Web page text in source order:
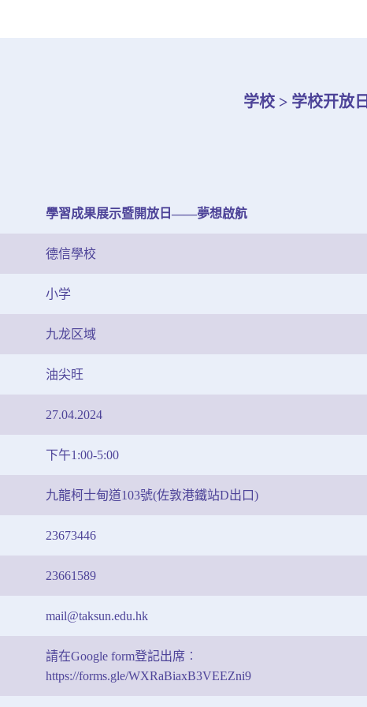
学校 > 学校开放日
學習成果展示暨開放日——夢想啟航
德信學校
小学
九龙区域
油尖旺
27.04.2024
下午1:00-5:00
九龍柯士甸道103號(佐敦港鐵站D出口)
23673446
23661589
mail@taksun.edu.hk
請在Google form登記出席︰
https://forms.gle/WXRaBiaxB3VEEZni9